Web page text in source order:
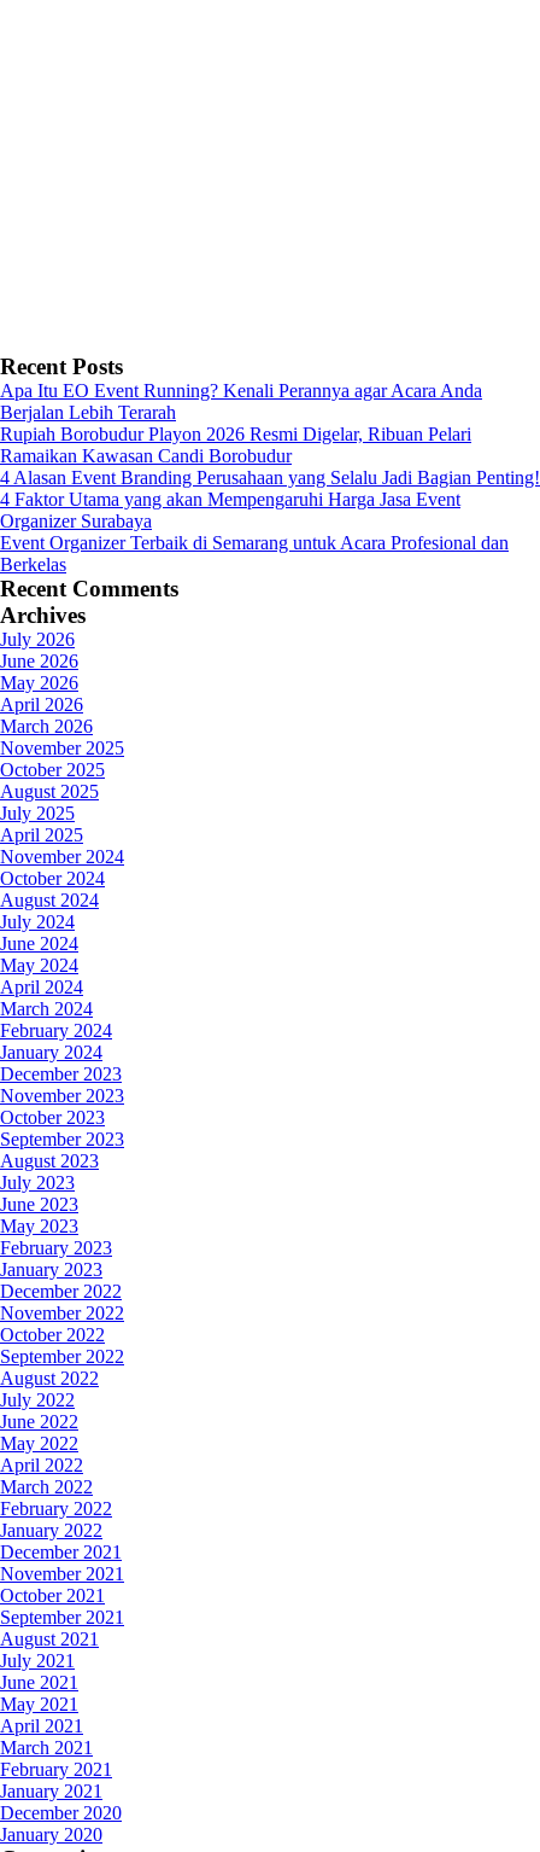
Recent Posts
Apa Itu EO Event Running? Kenali Perannya agar Acara Anda
Berjalan Lebih Terarah
Rupiah Borobudur Playon 2026 Resmi Digelar, Ribuan Pelari
Ramaikan Kawasan Candi Borobudur
4 Alasan Event Branding Perusahaan yang Selalu Jadi Bagian Penting!
4 Faktor Utama yang akan Mempengaruhi Harga Jasa Event
Organizer Surabaya
Event Organizer Terbaik di Semarang untuk Acara Profesional dan
Berkelas
Recent Comments
Archives
July 2026
June 2026
May 2026
April 2026
March 2026
November 2025
October 2025
August 2025
July 2025
April 2025
November 2024
October 2024
August 2024
July 2024
June 2024
May 2024
April 2024
March 2024
February 2024
January 2024
December 2023
November 2023
October 2023
September 2023
August 2023
July 2023
June 2023
May 2023
February 2023
January 2023
December 2022
November 2022
October 2022
September 2022
August 2022
July 2022
June 2022
May 2022
April 2022
March 2022
February 2022
January 2022
December 2021
November 2021
October 2021
September 2021
August 2021
July 2021
June 2021
May 2021
April 2021
March 2021
February 2021
January 2021
December 2020
January 2020